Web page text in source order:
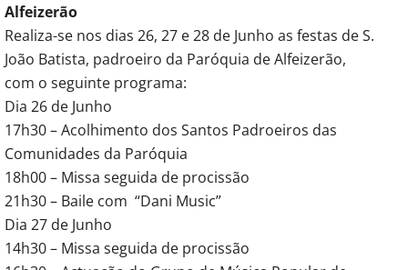
Alfeizerão
Realiza-se nos dias 26, 27 e 28 de Junho as festas de S.
João Batista, padroeiro da Paróquia de Alfeizerão,
com o seguinte programa:
Dia 26 de Junho
17h30 – Acolhimento dos Santos Padroeiros das
Comunidades da Paróquia
18h00 – Missa seguida de procissão
21h30 – Baile com “Dani Music”
Dia 27 de Junho
14h30 – Missa seguida de procissão